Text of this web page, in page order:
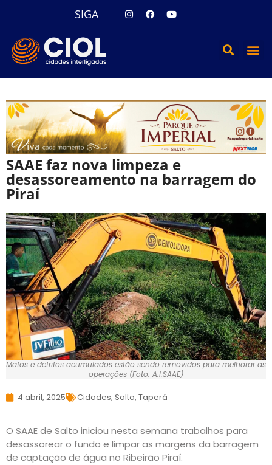
SIGA
SAAE faz nova limpeza e
desassoreamento na barragem do
Piraí
Matos e detritos acumulados estão sendo removidos para melhorar as
operações (Foto: A.I.SAAE)
4 abril, 2025 Cidades, Salto, Taperá
O SAAE de Salto iniciou nesta semana trabalhos para
desassorear o fundo e limpar as margens da barragem
de captação de água no Ribeirão Piraí.